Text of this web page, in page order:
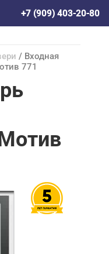
+7 (909) 403-20-80
/ Входная
771